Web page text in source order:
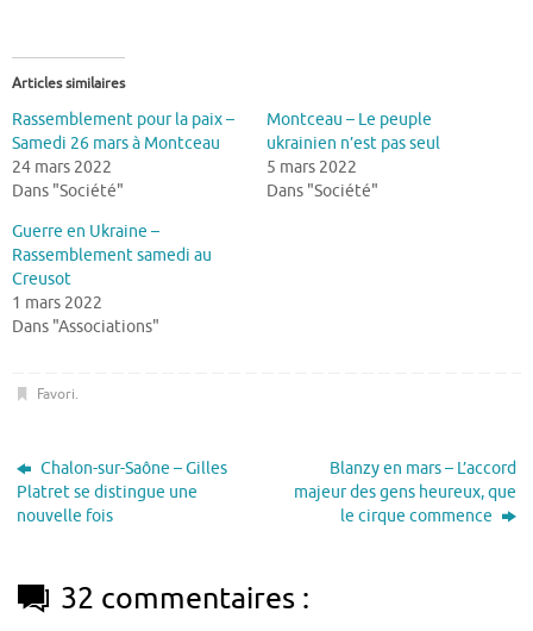
Articles similaires
Rassemblement pour la paix –
Samedi 26 mars à Montceau
24 mars 2022
Dans "Société"
Montceau – Le peuple
ukrainien n’est pas seul
5 mars 2022
Dans "Société"
Guerre en Ukraine –
Rassemblement samedi au
Creusot
1 mars 2022
Dans "Associations"
Favori.
Chalon-sur-Saône – Gilles
Platret se distingue une
nouvelle fois
Blanzy en mars – L’accord
majeur des gens heureux, que
le cirque commence
32 commentaires :